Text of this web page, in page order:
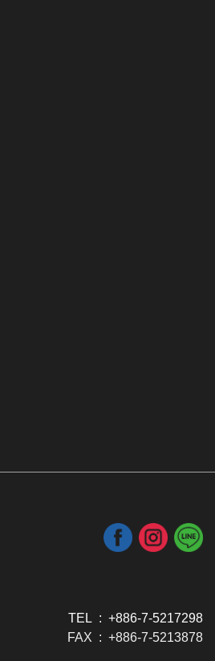
TEL : +886-7-5217298
FAX : +886-7-5213878